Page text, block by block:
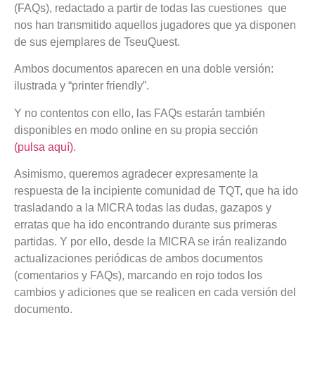
(FAQs), redactado a partir de todas las cuestiones que
nos han transmitido aquellos jugadores que ya disponen
de sus ejemplares de TseuQuest.
Ambos documentos aparecen en una doble versión:
ilustrada y “printer friendly”.
Y no contentos con ello, las FAQs estarán también
disponibles en modo online en su propia sección
(pulsa aquí).
Asimismo, queremos agradecer expresamente la
respuesta de la incipiente comunidad de TQT, que ha ido
trasladando a la MICRA todas las dudas, gazapos y
erratas que ha ido encontrando durante sus primeras
partidas. Y por ello, desde la MICRA se irán realizando
actualizaciones periódicas de ambos documentos
(comentarios y FAQs), marcando en rojo todos los
cambios y adiciones que se realicen en cada versión del
documento.